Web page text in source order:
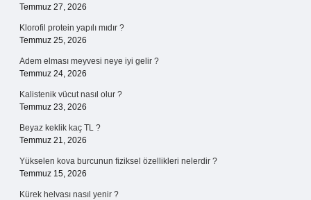
Temmuz 27, 2026
Klorofil protein yapılı mıdır ?
Temmuz 25, 2026
Adem elması meyvesi neye iyi gelir ?
Temmuz 24, 2026
Kalistenik vücut nasıl olur ?
Temmuz 23, 2026
Beyaz keklik kaç TL ?
Temmuz 21, 2026
Yükselen kova burcunun fiziksel özellikleri nelerdir ?
Temmuz 15, 2026
Kürek helvası nasıl yenir ?